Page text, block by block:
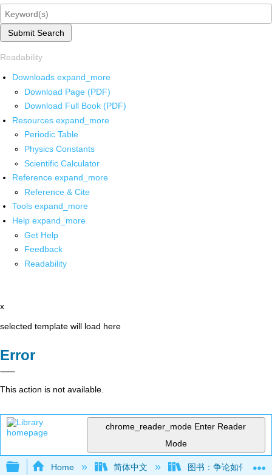
Submit Search
Readability
Downloads expand_more
Download Page (PDF)
Download Full Book (PDF)
Resources expand_more
Periodic Table
Physics Constants
Scientific Calculator
Reference expand_more
Reference & Cite
Tools expand_more
Help expand_more
Get Help
Feedback
Readability
x
selected template will load here
Error
This action is not available.
chrome_reader_mode Enter Reader
Mode
Expand/collapse global hierarchy
Home 简体中文 图书：争论如何运作